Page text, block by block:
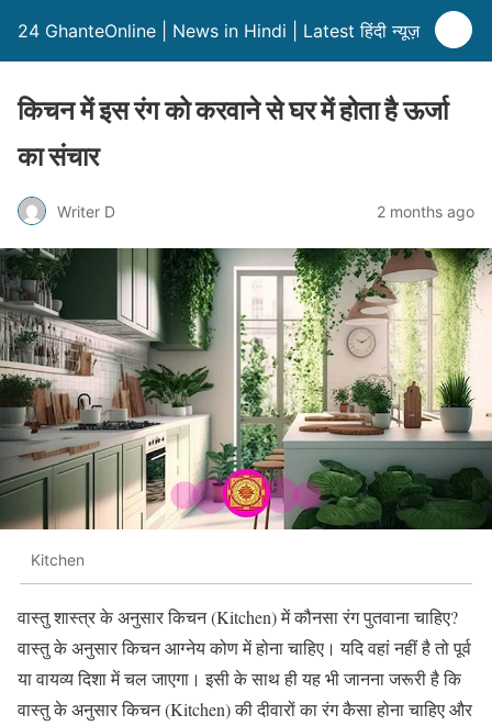
24 GhanteOnline | News in Hindi | Latest हिंदी न्यूज़
किचन में इस रंग को करवाने से घर में होता है ऊर्जा
का संचार
Writer D 2 months ago
Kitchen
वास्तु शास्त्र के अनुसार किचन (Kitchen) में कौनसा रंग पुतवाना चाहिए?
वास्तु के अनुसार किचन आग्नेय कोण में होना चाहिए। यदि वहां नहीं है तो पूर्व
या वायव्य दिशा में चल जाएगा। इसी के साथ ही यह भी जानना जरूरी है कि
वास्तु के अनुसार किचन (Kitchen) की दीवारों का रंग कैसा होना चाहिए और